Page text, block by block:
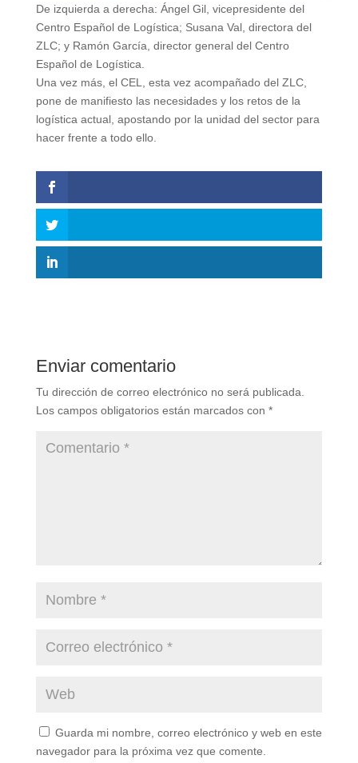
De izquierda a derecha: Ángel Gil, vicepresidente del
Centro Español de Logística; Susana Val, directora del
ZLC; y Ramón García, director general del Centro
Español de Logística.
Una vez más, el CEL, esta vez acompañado del ZLC,
pone de manifiesto las necesidades y los retos de la
logística actual, apostando por la unidad del sector para
hacer frente a todo ello.
Enviar comentario
Tu dirección de correo electrónico no será publicada.
Los campos obligatorios están marcados con *
Guarda mi nombre, correo electrónico y web en este
navegador para la próxima vez que comente.